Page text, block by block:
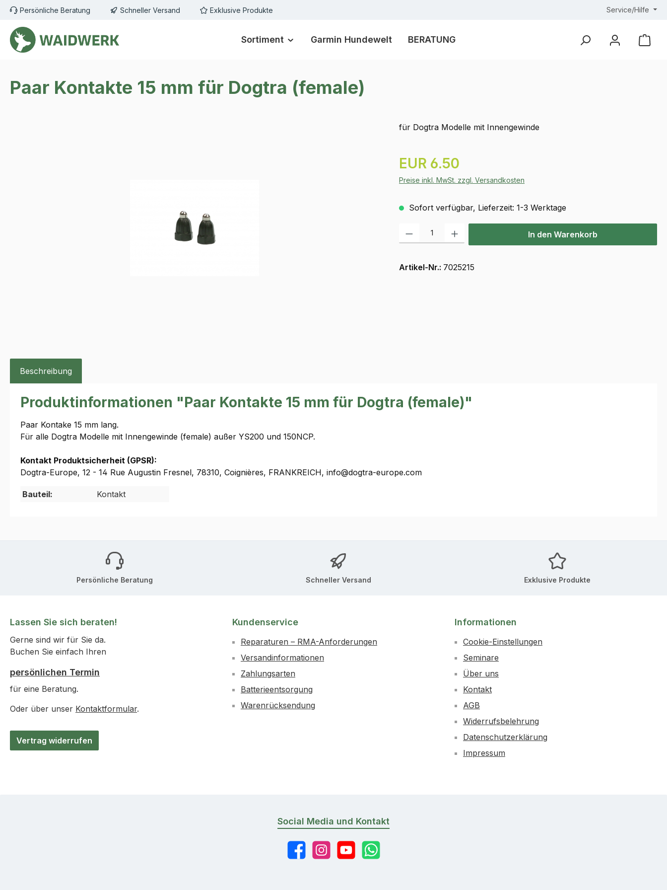
Hauptinhalt springen
Zur Suche springen
Zur Hauptnavigation springen
Persönliche Beratung Schneller Versand Exklusive Produkte Service/Hilfe
Sortiment Garmin Hundewelt BERATUNG
Paar Kontakte 15 mm für Dogtra (female)
für Dogtra Modelle mit Innengewinde
Regulärer Preis:
EUR 6.50
Preise inkl. MwSt. zzgl. Versandkosten
Sofort verfügbar, Lieferzeit: 1-3 Werktage
Produkt Anzahl: Gib den gewünschten Wert ein oder benutze die Schaltflächen
In den Warenkorb
Artikel-Nr.: 7025215
Beschreibung
Produktinformationen "Paar Kontakte 15 mm für Dogtra (female)"
Paar Kontake 15 mm lang.
Für alle Dogtra Modelle mit Innengewinde (female) außer YS200 und 150NCP.
Kontakt Produktsicherheit (GPSR):
Dogtra-Europe, 12 - 14 Rue Augustin Fresnel, 78310, Coignières, FRANKREICH, info@dogtra-europe.com
Bauteil: Kontakt
Persönliche Beratung Schneller Versand Exklusive Produkte
Lassen Sie sich beraten!
Gerne sind wir für Sie da.
Buchen Sie einfach Ihren
persönlichen Termin
für eine Beratung.
Oder über unser Kontaktformular.
Vertrag widerrufen
Kundenservice
Reparaturen – RMA-Anforderungen
Versandinformationen
Zahlungsarten
Batterieentsorgung
Warenrücksendung
Informationen
Cookie-Einstellungen
Seminare
Über uns
Kontakt
AGB
Widerrufsbelehrung
Datenschutzerklärung
Impressum
Social Media und Kontakt
FacebookInstagramYouTubeWhatsApp